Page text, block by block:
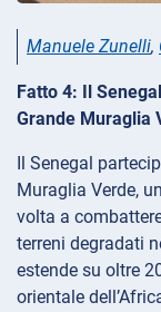
Manuele Zunelli,
Fatto 4: Il
Grande Muraglia
Il Senegal
Muraglia Verde,
volta a
terreni degradati
estende su oltre
orientale